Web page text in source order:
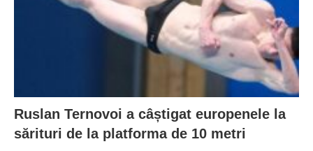
Ruslan Ternovoi a câștigat europenele la
sărituri de la platforma de 10 metri